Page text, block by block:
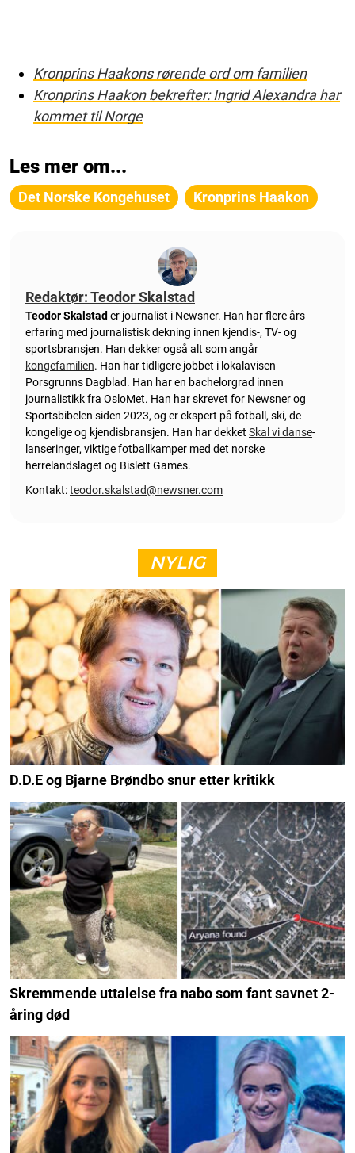
Kronprins Haakons rørende ord om familien
Kronprins Haakon bekrefter: Ingrid Alexandra har
kommet til Norge
Les mer om...
Det Norske Kongehuset Kronprins Haakon
Redaktør: Teodor Skalstad
Teodor Skalstad er journalist i Newsner. Han har flere års
erfaring med journalistisk dekning innen kjendis-, TV- og
sportsbransjen. Han dekker også alt som angår
kongefamilien. Han har tidligere jobbet i lokalavisen
Porsgrunns Dagblad. Han har en bachelorgrad innen
journalistikk fra OsloMet. Han har skrevet for Newsner og
Sportsbibelen siden 2023, og er ekspert på fotball, ski, de
kongelige og kjendisbransjen. Han har dekket Skal vi danse-
lanseringer, viktige fotballkamper med det norske
herrelandslaget og Bislett Games.
Kontakt:teodor.skalstad@newsner.com
NYLIG
D.D.E og Bjarne Brøndbo snur etter kritikk
Skremmende uttalelse fra nabo som fant savnet 2-
åring død